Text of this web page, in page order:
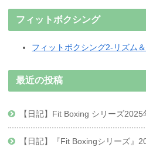
フィットボクシング
フィットボクシング2-リズム
最近の投稿
【日記】Fit Boxing シリーズ
【日記】『Fit Boxingシリーズ』